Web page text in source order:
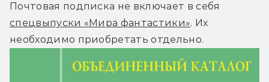
Почтовая подписка не включает в себя
спецвыпуски «Мира фантастики». Их
необходимо приобретать отдельно.